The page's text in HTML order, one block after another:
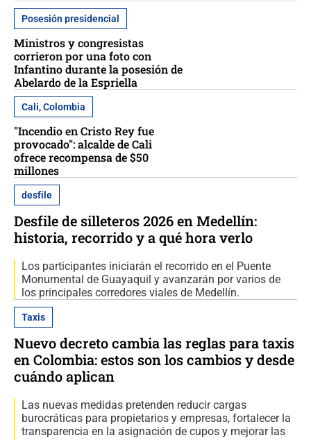
Posesión presidencial
Ministros y congresistas
corrieron por una foto con
Infantino durante la posesión de
Abelardo de la Espriella
Cali, Colombia
"Incendio en Cristo Rey fue
provocado": alcalde de Cali
ofrece recompensa de $50
millones
desfile
Desfile de silleteros 2026 en Medellín:
historia, recorrido y a qué hora verlo
Los participantes iniciarán el recorrido en el Puente
Monumental de Guayaquil y avanzarán por varios de
los principales corredores viales de Medellín.
Taxis
Nuevo decreto cambia las reglas para taxis
en Colombia: estos son los cambios y desde
cuándo aplican
Las nuevas medidas pretenden reducir cargas
burocráticas para propietarios y empresas, fortalecer la
transparencia en la asignación de cupos y mejorar las